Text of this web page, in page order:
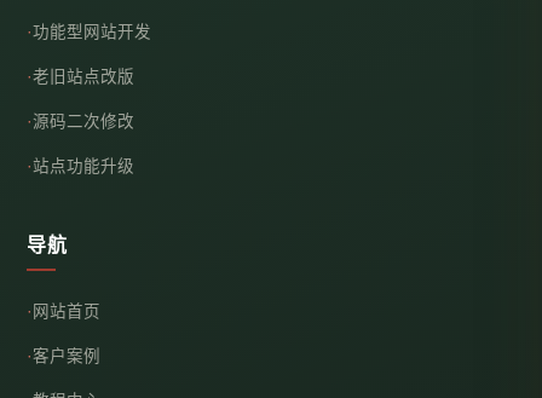
功能型网站开发
老旧站点改版
源码二次修改
站点功能升级
导航
网站首页
客户案例